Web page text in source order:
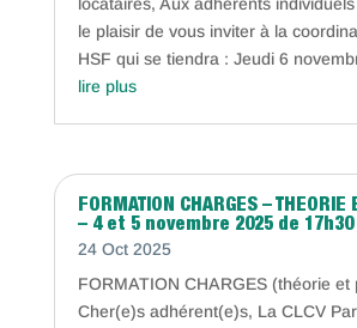
le plaisir de vous inviter à la
HSF qui se tiendra : Jeudi 6
lire plus
FORMATION CHARGES – THEORIE
– 4 et 5 novembre 2025 de 17h30
24 Oct 2025
FORMATION CHARGES (théorie et
Cher(e)s adhérent(e)s, La CLCV